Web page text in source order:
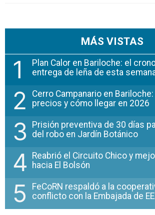
MÁS VISTAS
1
Plan Calor en Bariloche: el
entrega de leña de esta
2
Cerro Campanario en
precios y cómo llegar en 2026
3 Prisión preventiva de 30 días
del robo en Jardín Botánico
4 Reabrió el Circuito Chico y
hacia El Bolsón
5
FeCoRN respaldó a la
conflicto con la Embajada de